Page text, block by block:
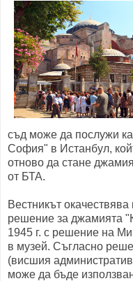
съд може да послужи
София" в Истанбул,
отново да стане
от БТА.
Вестникът
решение за джамията
1945 г. с решение на
в музей. Съгласно
(висшия
може да бъде